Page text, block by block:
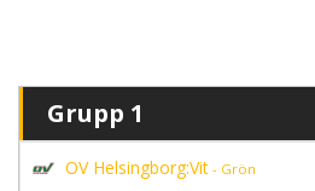
Grupp 1
OV Helsingborg:Vit - Grön